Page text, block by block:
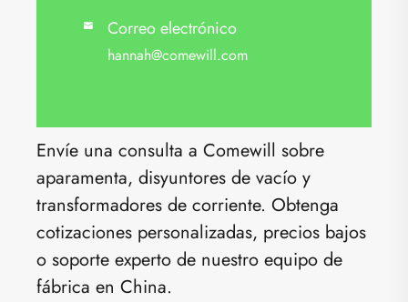
 Correo electrónico
hannah@comewill.com
Envíe una consulta a Comewill sobre
aparamenta, disyuntores de vacío y
transformadores de corriente. Obtenga
cotizaciones personalizadas, precios bajos
o soporte experto de nuestro equipo de
fábrica en China.